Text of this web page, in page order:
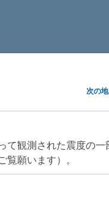
次の
て観測された震度の一
願います）。